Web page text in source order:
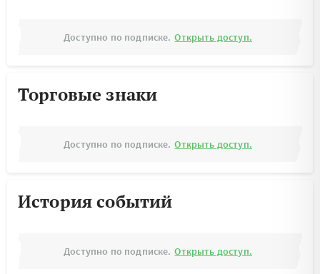
Доступно по подписке. Открыть доступ.
Торговые знаки
Доступно по подписке. Открыть доступ.
История событий
Доступно по подписке. Открыть доступ.